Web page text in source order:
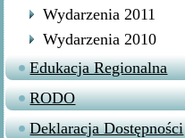
Wydarzenia 2011
Wydarzenia 2010
Edukacja Regionalna
RODO
Deklaracja Dostępności